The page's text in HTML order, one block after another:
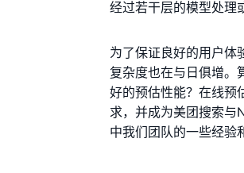
经过若干层的模型处理
为了保证良好的用户体
复杂度也在与日俱增。
好的预估性能？在线预
求，并成为美团搜索与
中我们团队的一些经验